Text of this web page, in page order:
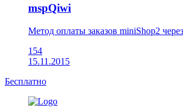
mspQiwi
Метод оплаты заказов miniShop2
154
15.11.2015
Бесплатно